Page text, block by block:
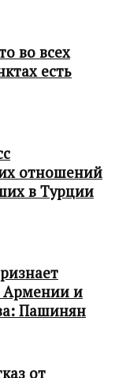
во всех
есть
отношений
в Турции
Армении и
Пашинян
от